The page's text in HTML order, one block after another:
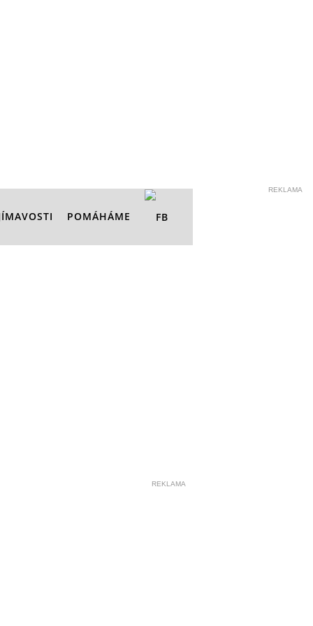
REKLAMA
POMÁHÁME
REKLAMA